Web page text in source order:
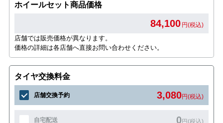
ホイールセット商品価格
84,100 円(税込)
店舗では販売価格が異なります。
価格の詳細は各店舗へ直接お問い合わせください。
タイヤ交換料金
店舗交換予約 3,080円(税込)
自宅配送 0円(税込)